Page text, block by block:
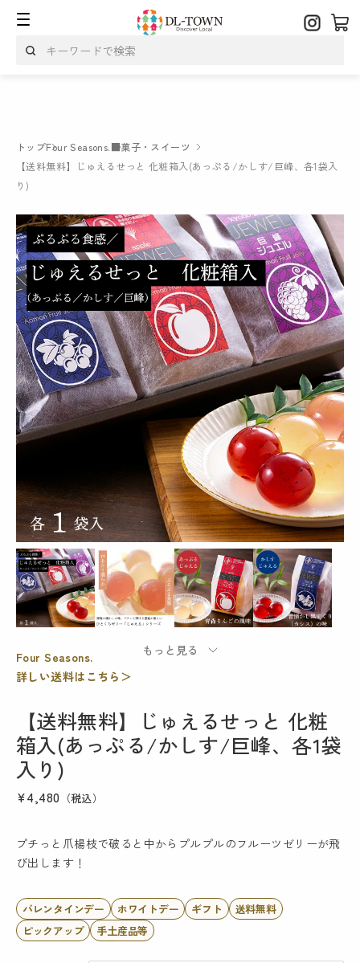
トップFour Seasons.■菓子・スイーツ
【送料無料】じゅえるせっと 化粧箱入(あっぷる/かしす/巨峰、各1袋入
り)
Four Seasons.
詳しい送料はこちら＞
【送料無料】じゅえるせっと 化粧
箱入(あっぷる/かしす/巨峰、各1袋
入り)
¥4,480 （税込）
プチっと爪楊枝で破ると中からプルプルのフルーツゼリーが飛
び出します！
バレンタインデー ホワイトデー ギフト
送料無料
ピックアップ
手土産品等